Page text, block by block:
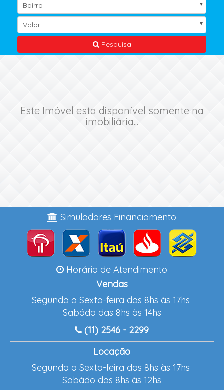
Bairro
Valor
Pesquisa
Este Imóvel esta disponível somente na
imobiliária...
Simuladores Financiamento
Horário de Atendimento
Vendas
Segunda a Sexta-feira das 8hs às 17hs
Sabádo das 8hs às 14hs
(11) 2546 - 2299
Locação
Segunda a Sexta-feira das 8hs às 17hs
Sabádo das 8hs às 12hs